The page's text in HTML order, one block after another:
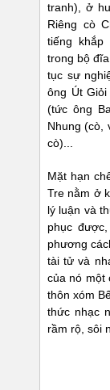
tranh), ở
Riêng cò
tiếng khắp
trong bộ
tục sự
ông Út
(tức ông
Nhung (cò,
cò)...
Mặt hạn
Tre nằm ở
lý luận và
phục
phương
tài tử và
của nó một
thôn xóm
thức nhạc
rầm rộ, sôi